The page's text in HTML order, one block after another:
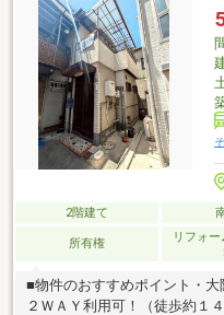
ただけますと、スムーズにご
おります！
2階建て
所有権
リフォ
■物件のおすすめポイント・
２ＷＡＹ利用可！（徒歩約１